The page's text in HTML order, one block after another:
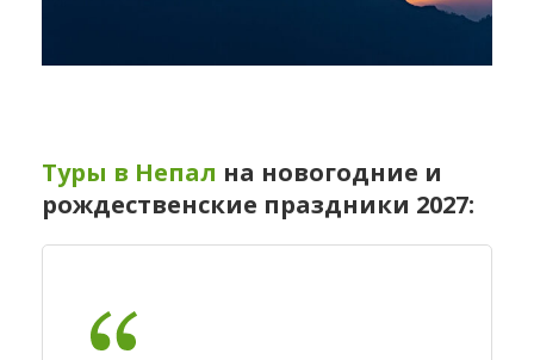
Туры в Непал на новогодние и
рождественские праздники 2027: